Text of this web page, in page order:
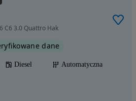
C6 3.0 Quattro Hak
dane
Diesel
Automatyczna